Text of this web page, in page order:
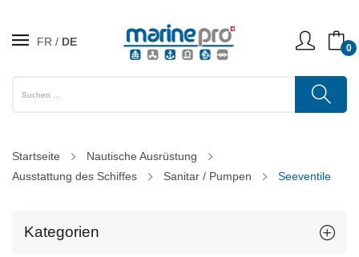
FR DE 0
Startseite
Nautische Ausrüstung
Ausstattung des Schiffes
Sanitar / Pumpen Seeventile
Kategorien